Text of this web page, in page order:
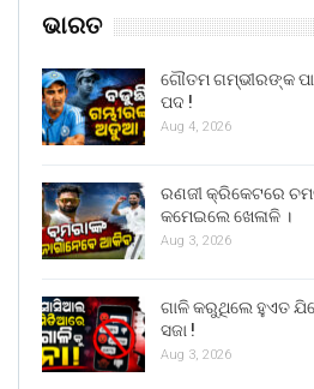
ଭାରତ
ଗୌତମ ଗମ୍ଭୀରଙ୍କ
ପଦ !
Aug 4, 2026
ରଣଜୀ କ୍ରିକେଟରେ
କମେଇଲେ ଖେଳାଳି ।
Aug 3, 2026
ଗାଳି କରୁଥିଲେ ହୁଏତ
ସଜା !
Aug 3, 2026